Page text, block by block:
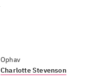
Ophav
Charlotte Stevenson